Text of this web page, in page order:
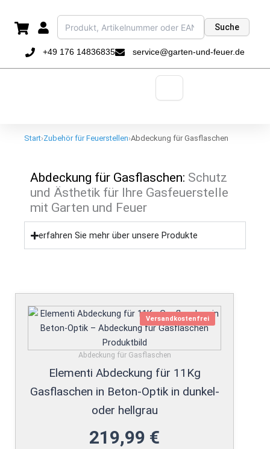
Inhalt
springen
+49 176 14836835 service@garten-und-feuer.de
Suche
Start›Zubehör für Feuerstellen›Abdeckung für Gasflaschen
Abdeckung für Gasflaschen: Schutz
und Ästhetik für Ihre Gasfeuerstelle
mit Garten und Feuer
erfahren Sie mehr über unsere Produkte
Versandkostenfrei
Abdeckung für Gasflaschen
Elementi Abdeckung für 11Kg
Gasflaschen in Beton-Optik in dunkel-
oder hellgrau
219,99 €
Produkt
weist
auf.
Die